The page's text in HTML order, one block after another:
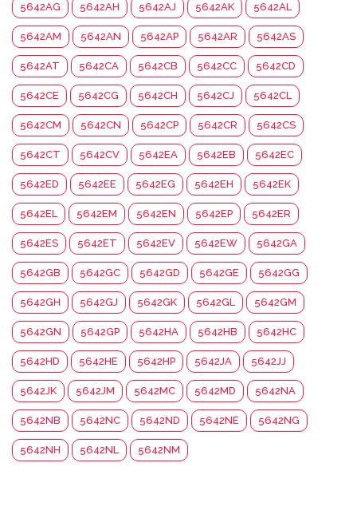
5642AG 5642AH 5642AJ 5642AK 5642AL
5642AM 5642AN 5642AP 5642AR 5642AS
5642AT 5642CA 5642CB 5642CC 5642CD
5642CE 5642CG 5642CH 5642CJ 5642CL
5642CM 5642CN 5642CP 5642CR 5642CS
5642CT 5642CV 5642EA 5642EB 5642EC
5642ED 5642EE 5642EG 5642EH 5642EK
5642EL 5642EM 5642EN 5642EP 5642ER
5642ES 5642ET 5642EV 5642EW 5642GA
5642GB 5642GC 5642GD 5642GE 5642GG
5642GH 5642GJ 5642GK 5642GL 5642GM
5642GN 5642GP 5642HA 5642HB 5642HC
5642HD 5642HE 5642HP 5642JA 5642JJ
5642JK 5642JM 5642MC 5642MD 5642NA
5642NB 5642NC 5642ND 5642NE 5642NG
5642NH 5642NL 5642NM